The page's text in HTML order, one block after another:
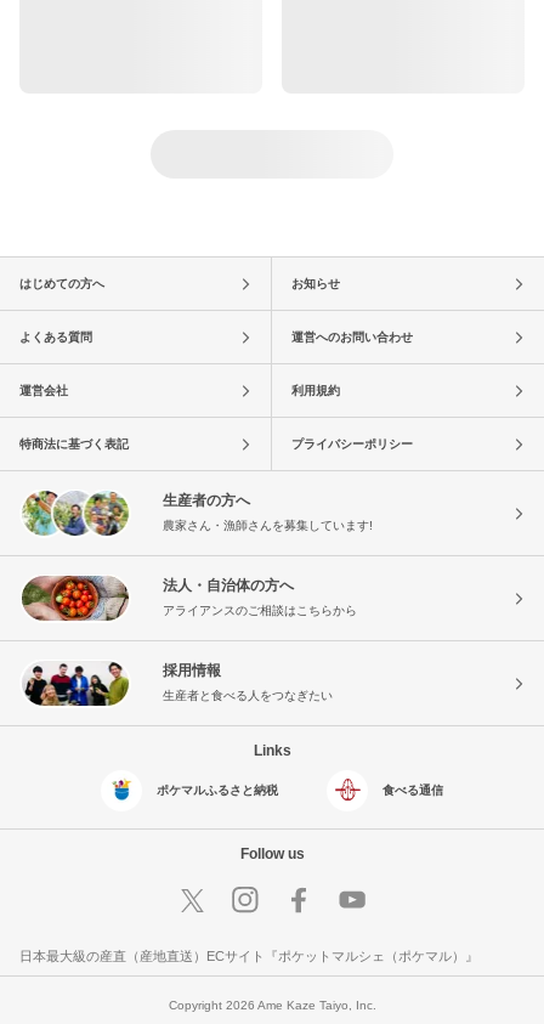
はじめての方へ お知らせ
よくある質問 運営へのお問い合わせ
運営会社 利用規約
特商法に基づく表記 プライバシーポリシー
生産者の方へ
農家さん・漁師さんを募集しています!
法人・自治体の方へ
アライアンスのご相談はこちらから
採用情報
生産者と食べる人をつなぎたい
Links
ポケマルふるさと納税 食べる通信
Follow us
日本最大級の産直（産地直送）ECサイト『ポケットマルシェ（ポケマル）』
Copyright 2026 Ame Kaze Taiyo, Inc.